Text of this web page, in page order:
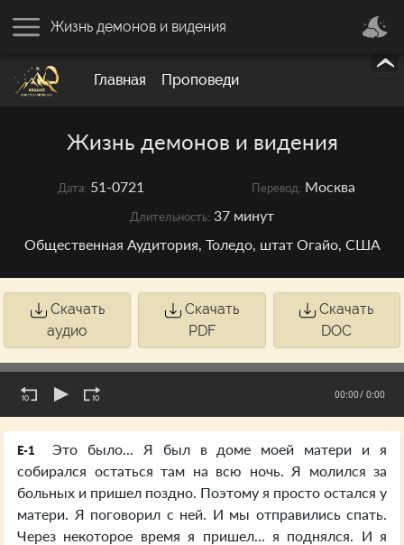
Главная Проповеди
Жизнь демонов и видения
Жизнь демонов и видения
Дата: 51-0721 Перевод: Москва
Длительность: 37 минут
Общественная Аудитория, Толедо, штат Огайо, США
Скачать
аудио
Скачать
PDF
Скачать
DOC
00:00/ 0:00
E-1
Это было... Я был в доме моей матери и я
собирался остаться там на всю ночь. Я молился за
больных и пришел поздно. Поэтому я просто остался у
матери. Я поговорил с ней. И мы отправились спать.
Через некоторое время я пришел... я поднялся. И я